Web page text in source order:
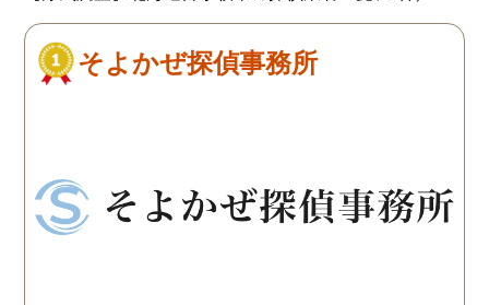
そよかぜ探偵事務所